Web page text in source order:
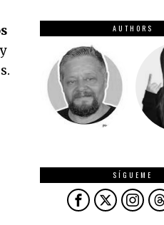
AUTHORS
SÍGUEME